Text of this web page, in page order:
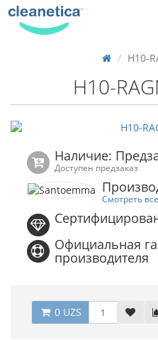
H10-
H10-
Наличие:
Доступен предзаказ
Смотреть
Официальная
производителя
0 UZS